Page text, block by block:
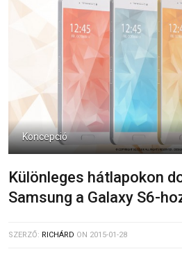
Koncepció
Különleges hátlapokon
Samsung a Galaxy S6-
SZERZŐ: RICHÁRD ON 2015-01-28